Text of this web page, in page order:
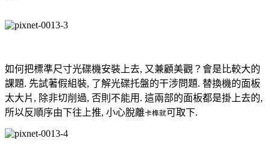
如何把標準尺寸光碟機安裝上去, 又兼顧美觀？會是比較大的
課題. 先試著假組裝, 了解光碟托盤的干涉問題. 替換機的面板
太大片, 除非切削過, 否則不能用. 這兩部的面板都是掛上去的,
所以反順序由下往上推, 小心脫離卡榫就可取下.